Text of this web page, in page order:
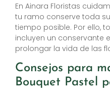
En Ainara Floristas
tu ramo conserve toda
tiempo posible. Por ello,
incluyen un conservante
prolongar la vida de las
Consejos para
Bouquet Pastel